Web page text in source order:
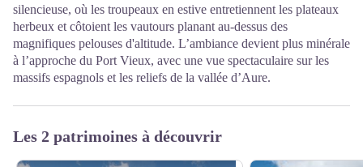
silencieuse, où les troupeaux en estive entretiennent les plateaux
herbeux et côtoient les vautours planant au-dessus des
magnifiques pelouses d'altitude. L’ambiance devient plus minérale
à l’approche du Port Vieux, avec une vue spectaculaire sur les
massifs espagnols et les reliefs de la vallée d’Aure.
Les 2 patrimoines à découvrir